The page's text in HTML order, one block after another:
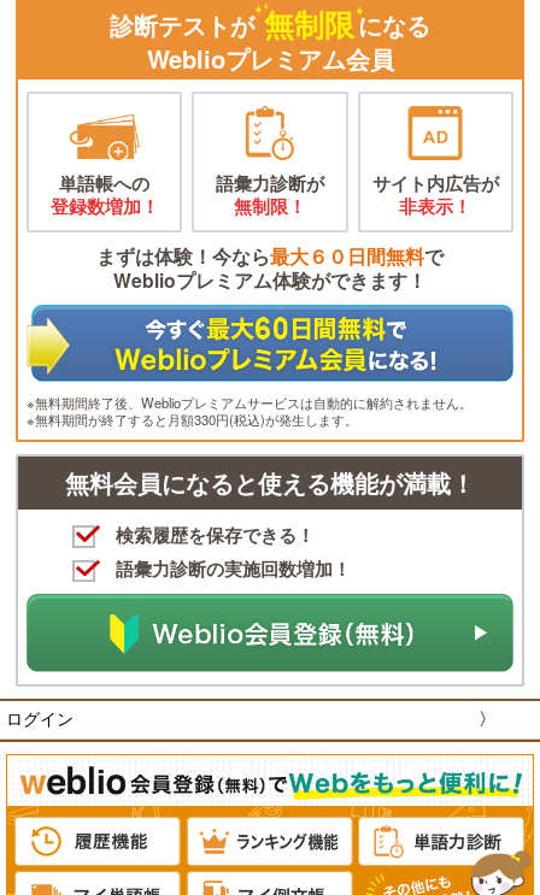
診断テストが 無制限になる
Weblioプレミアム会員
単語帳への
登録数増加！
語彙力診断が
無制限！
サイト内広告が
非表示！
まずは体験！今なら最大６０日間無料で
Weblioプレミアム体験ができます！
※無料期間終了後、Weblioプレミアムサービスは自動的に解約されません。
※無料期間が終了すると月額330円(税込)が発生します。
無料会員になると使える機能が満載！
検索履歴を保存できる！
語彙力診断の実施回数増加！
ログイン 〉